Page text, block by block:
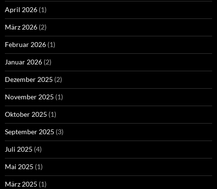
April 2026 (1)
März 2026 (2)
Februar 2026 (1)
Januar 2026 (2)
Dezember 2025 (2)
November 2025 (1)
Oktober 2025 (1)
September 2025 (3)
Juli 2025 (4)
Mai 2025 (1)
März 2025 (1)